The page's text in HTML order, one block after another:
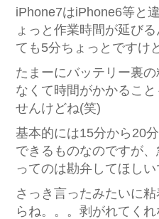
iPhone7はiPhone6等と
ょっと作業時間が延び
ても5分ちょっとですけ
たまーにバッテリー裏
なくて時間がかかるこ
せんけどね(笑)
基本的には15分から20
できるものなのですが
ってのは勘弁してほし
さっき言ったみたいに
らね。。。剥がれてく